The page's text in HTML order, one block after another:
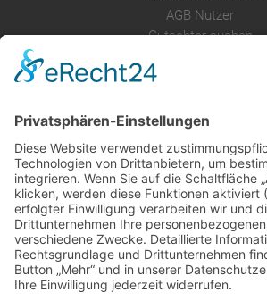
AGB Nutzer
Gutachter suchen
Anfrage
Presse
Partner: Der DGuSV
als Gutachter
Infos für Suchende